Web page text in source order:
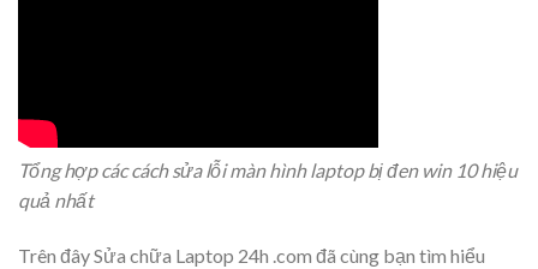
Tổng hợp các cách sửa lỗi màn hình laptop bị đen win 10 hiệu
quả nhất
Trên đây Sửa chữa Laptop 24h .com đã cùng bạn tìm hiểu